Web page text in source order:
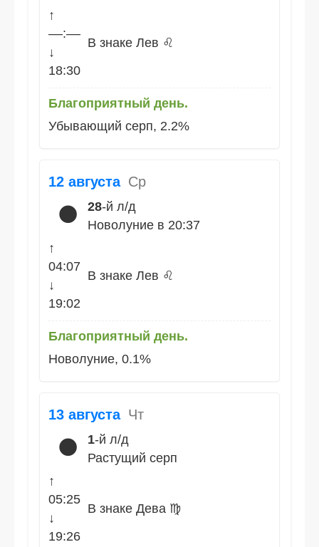
↑
––:––
↓
18:30
В знаке Лев ♌
Благоприятный день.
Убывающий серп, 2.2%
12 августа Ср
🌑 28-й л/д
Новолуние в 20:37
↑
04:07
↓
19:02
В знаке Лев ♌
Благоприятный день.
Новолуние, 0.1%
13 августа Чт
🌑 1-й л/д
Растущий серп
↑
05:25
↓
19:26
В знаке Дева ♍